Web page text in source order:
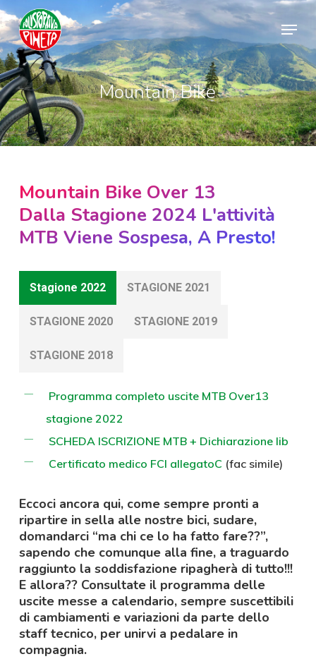
Skip
to
main
content
Menu
Mountain Bike
Mountain Bike Over 13
Dalla Stagione 2024 L'attività
MTB Viene Sospesa, A Presto!
Stagione 2022 STAGIONE 2021
STAGIONE 2020 STAGIONE 2019
STAGIONE 2018
Programma completo uscite MTB Over13
stagione 2022
SCHEDA ISCRIZIONE MTB + Dichiarazione lib
Certificato medico FCI allegatoC (fac simile)
Eccoci ancora qui, come sempre pronti a
ripartire in sella alle nostre bici, sudare,
domandarci “ma chi ce lo ha fatto fare??”,
sapendo che comunque alla fine, a traguardo
raggiunto la soddisfazione ripagherà di tutto!!!
E allora?? Consultate il programma delle
uscite messe a calendario, sempre suscettibili
di cambiamenti e variazioni da parte dello
staff tecnico, per unirvi a pedalare in
compagnia.
Close
Menu